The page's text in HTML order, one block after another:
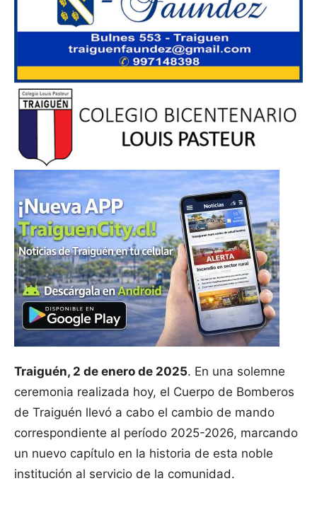
Traiguén, 2 de enero de 2025. En una solemne
ceremonia realizada hoy, el Cuerpo de Bomberos
de Traiguén llevó a cabo el cambio de mando
correspondiente al período 2025-2026, marcando
un nuevo capítulo en la historia de esta noble
institución al servicio de la comunidad.